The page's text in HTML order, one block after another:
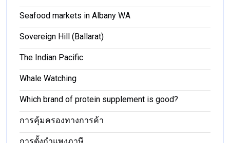
Seafood markets in Albany WA
Sovereign Hill (Ballarat)
The Indian Pacific
Whale Watching
Which brand of protein supplement is good?
การคุ้มครองทางการค้า